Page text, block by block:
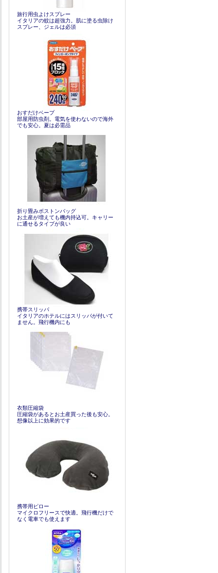
旅行用虫よけスプレー
イタリアの蚊は超強力。肌に塗る虫除け
スプレー、ジェルは必須
おすだけベープ
部屋用防虫剤。電気を使わないので海外
でも安心。夏は必需品
折り畳みボストンバッグ
お土産が増えても機内持込可。キャリー
に通せるタイプが良い
携帯スリッパ
イタリアのホテルにはスリッパが付いて
ません。飛行機内にも
衣類圧縮袋
圧縮袋があるとお土産買った後も安心。
想像以上に効果的です
携帯用ピロー
マイクロフリースで快適。飛行機だけで
なく電車でも使えます